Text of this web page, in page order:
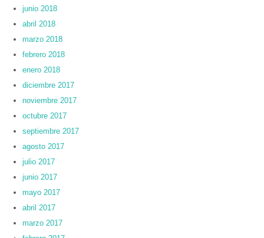
junio 2018
abril 2018
marzo 2018
febrero 2018
enero 2018
diciembre 2017
noviembre 2017
octubre 2017
septiembre 2017
agosto 2017
julio 2017
junio 2017
mayo 2017
abril 2017
marzo 2017